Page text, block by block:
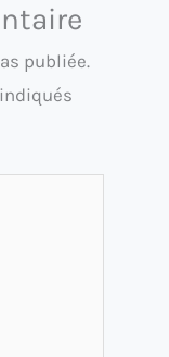
publiée.